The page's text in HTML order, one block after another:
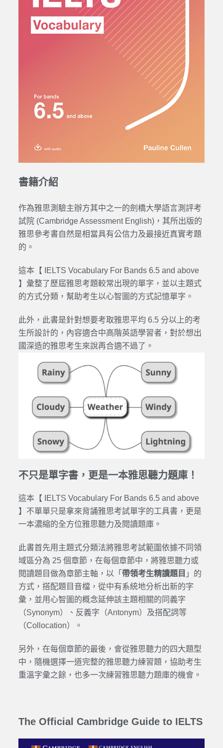
書籍介紹
作為雅思測驗主辦方其中之一的劍橋大學語言測評考
試院 (Cambridge Assessment English)，其所出版的
雅思參考書自然是相當具有公信力及最接近真實考題
的。
這本【 IELTS Vocabulary For Bands 6.5 and above
】彙整了歷屆雅思考題較常出現的單字，並以主題式
的方式分類，幫助考生以心智圖的方式記憶單字。
此外，此書是針對想要考取雅思平均 6.5 分以上的考
生所設計的，內容適合中高階英語學習者，對於想出
國深造的雅思考生來說再合適不過了。
不只是單字書，更是一本雅思聽力題庫！
這本【 IELTS Vocabulary For Bands 6.5 and above
】不單單只是拿來背誦雅思考試單字的工具書，更是
一本濃縮的全方位雅思聽力及閱讀題庫。
此書首先用主題式分類法將雅思考試範圍依據不同領
域區分為 25 個章節，在每個章節中，將雅思聽力或
閱讀題目做為章節主軸，以「 帶領考生精讀題目 」的
方式，搭配題目音檔，從中有系統地分析出新的字
彙，並用心智圖的概念延伸該主題相關的同義字
（Synonym）、反義字（Antonym）及搭配詞等
（Collocation）。
另外，在每個章節的最後，會從雅思聽力的四大題型
中，隨機選擇一道完整的雅思聽力練習題，協助考生
重溫字彙之餘，也多一次練習雅思聽力題庫的機會。
The Official Cambridge Guide to IELTS